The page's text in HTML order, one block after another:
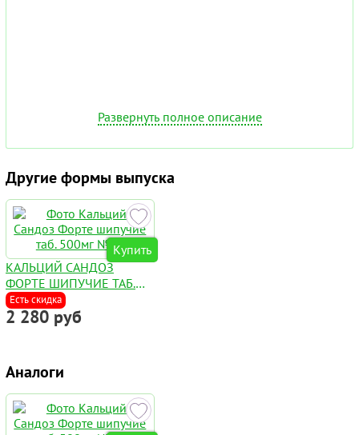
Развернуть полное описание
Другие формы выпуска
Купить
КАЛЬЦИЙ САНДОЗ
ФОРТЕ ШИПУЧИЕ ТАБ.
500МГ №20
Есть скидка
2 280 руб
Аналоги